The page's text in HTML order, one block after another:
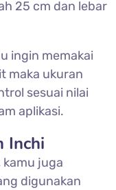
25 cm dan lebar
ingin memakai
maka ukuran
sesuai nilai
aplikasi.
Inchi
kamu juga
digunakan